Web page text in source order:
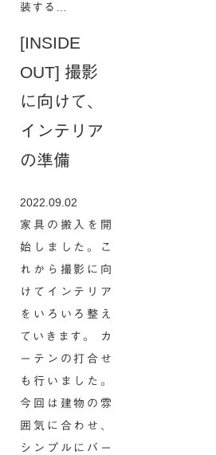
装する…
[INSIDE
OUT] 撮影
に向けて、
インテリア
の準備
2022.09.02
家具の搬入を開
始しました。こ
れから撮影に向
けてインテリア
をいろいろ整え
ていきます。 カ
ーテンの打合せ
も行いました。
今回は建物の雰
囲気に合わせ、
シンプルにバー